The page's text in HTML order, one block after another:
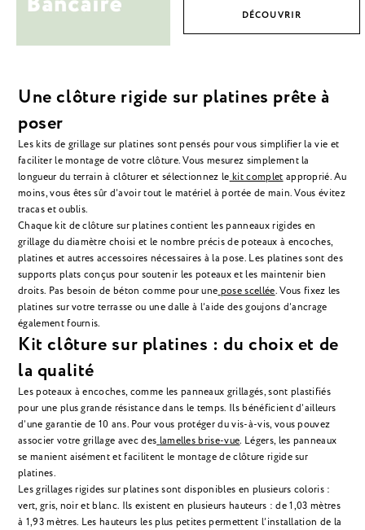
DÉCOUVRIR
Une clôture rigide sur platines prête à
poser
Les kits de grillage sur platines sont pensés pour vous simplifier la vie et
faciliter le montage de votre clôture. Vous mesurez simplement la
longueur du terrain à clôturer et sélectionnez le kit complet approprié. Au
moins, vous êtes sûr d’avoir tout le matériel à portée de main. Vous évitez
tracas et oublis.
Chaque kit declôture sur platinescontient les panneaux rigides en
grillage du diamètre choisi et le nombre précis de poteaux à encoches,
platines et autres accessoires nécessaires à la pose. Les platines sont des
supports plats conçus pour soutenir les poteaux et les maintenir bien
droits. Pas besoin de béton comme pour une pose scellée.Vous fixez les
platines sur votre terrasse ou une dalle à l’aide des goujons d’ancrage
également fournis.
Kit clôture sur platines : du choix et de
la qualité
Les poteaux à encoches, comme les panneaux grillagés, sont plastifiés
pour une plus grande résistance dans le temps. Ils bénéficient d’ailleurs
d’une garantie de 10 ans. Pour vous protéger du vis-à-vis, vous pouvez
associer votre grillage avec des lamelles brise-vue. Légers, les panneaux
se manient aisément et facilitent le montage declôture rigide sur
platines.
Lesgrillages rigides sur platinessont disponibles en plusieurs coloris :
vert, gris, noir et blanc. Ils existent en plusieurs hauteurs : de 1,03 mètres
à 1,93 mètres. Les hauteurs les plus petites permettent l’installation de la